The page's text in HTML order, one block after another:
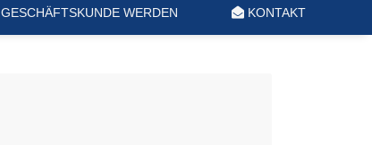
GESCHÄFTSKUNDE WERDEN KONTAKT